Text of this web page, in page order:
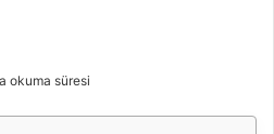
okuma süresi